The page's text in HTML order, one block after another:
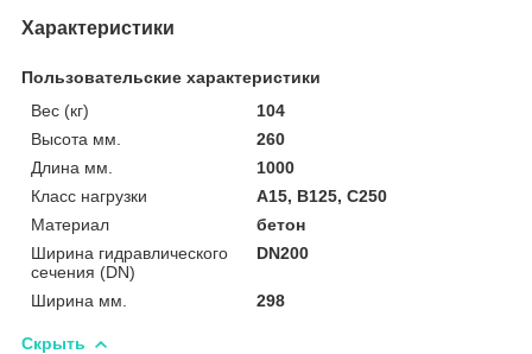
Характеристики
Пользовательские характеристики
Вес (кг)
104
Высота мм.
260
Длина мм.
1000
Класс нагрузки
A15, B125, C250
Материал
бетон
Ширина гидравлического
сечения (DN)
DN200
Ширина мм. 298
Скрыть